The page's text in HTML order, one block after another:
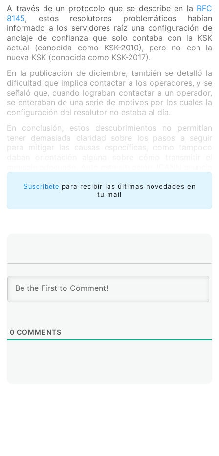
A través de un protocolo que se describe en la RFC
8145, estos resolutores problemáticos habían
informado a los servidores raíz una configuración de
anclaje de confianza que solo contaba con la KSK
actual (conocida como KSK-2010), pero no con la
nueva KSK (conocida como KSK-2017).
En la publicación de diciembre, también se detalló la
dificultad que implica contactar a los operadores, y se
señaló que, cuando lograban contactar a un operador,
se enteraban de una serie de motivos por los cuales la
configuración del resolutor no estaba al día.
En conclusión, estos descubrimientos no permitían
tener demasiada claridad sobre los pasos a seguir
para mitigar las causas específicas, como tampoco
su intención de solicitar aportes de la comunidad
respecto de los criterios aceptables para avanzar con
Suscríbete para recibir las últimas novedades en
tu mail
0 COMMENTS